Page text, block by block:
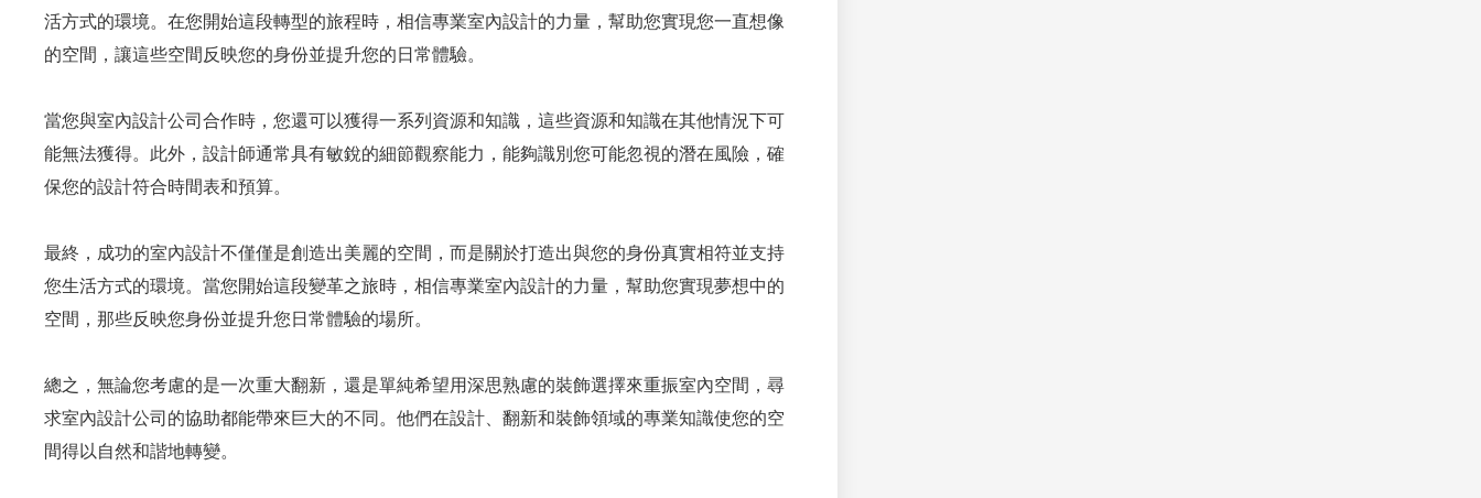
活方式的環境。在您開始這段轉型的旅程時，相信專業室內設計的力量，幫助您實現您一直想像
的空間，讓這些空間反映您的身份並提升您的日常體驗。
當您與室內設計公司合作時，您還可以獲得一系列資源和知識，這些資源和知識在其他情況下可
能無法獲得。此外，設計師通常具有敏銳的細節觀察能力，能夠識別您可能忽視的潛在風險，確
保您的設計符合時間表和預算。
最終，成功的室內設計不僅僅是創造出美麗的空間，而是關於打造出與您的身份真實相符並支持
您生活方式的環境。當您開始這段變革之旅時，相信專業室內設計的力量，幫助您實現夢想中的
空間，那些反映您身份並提升您日常體驗的場所。
總之，無論您考慮的是一次重大翻新，還是單純希望用深思熟慮的裝飾選擇來重振室內空間，尋
求室內設計公司的協助都能帶來巨大的不同。他們在設計、翻新和裝飾領域的專業知識使您的空
間得以自然和諧地轉變。